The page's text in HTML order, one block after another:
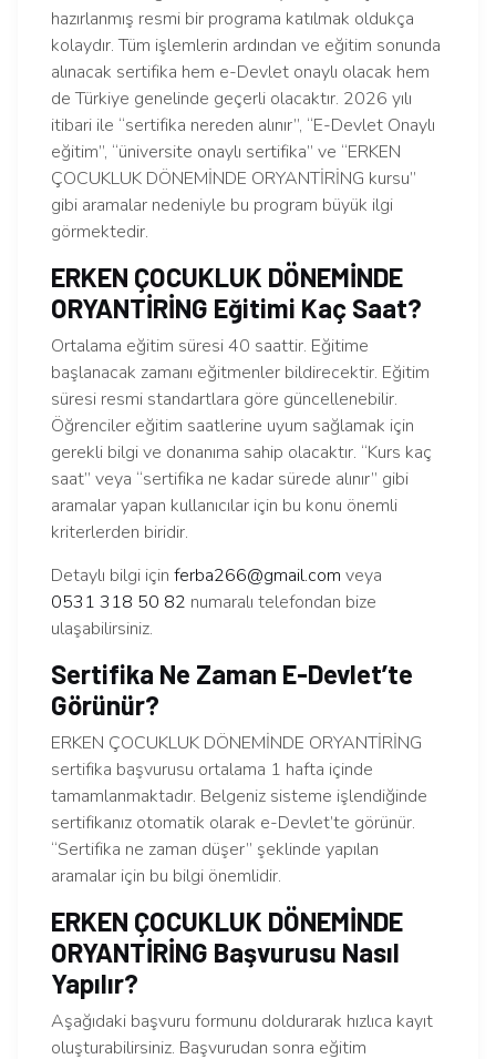
hazırlanmış resmi bir programa katılmak oldukça
kolaydır. Tüm işlemlerin ardından ve eğitim sonunda
alınacak sertifika hem e-Devlet onaylı olacak hem
de Türkiye genelinde geçerli olacaktır. 2026 yılı
itibari ile “sertifika nereden alınır”, “E-Devlet Onaylı
eğitim”, “üniversite onaylı sertifika” ve “ERKEN
ÇOCUKLUK DÖNEMİNDE ORYANTİRİNG kursu”
gibi aramalar nedeniyle bu program büyük ilgi
görmektedir.
ERKEN ÇOCUKLUK DÖNEMİNDE
ORYANTİRİNG Eğitimi Kaç Saat?
Ortalama eğitim süresi 40 saattir. Eğitime
başlanacak zamanı eğitmenler bildirecektir. Eğitim
süresi resmi standartlara göre güncellenebilir.
Öğrenciler eğitim saatlerine uyum sağlamak için
gerekli bilgi ve donanıma sahip olacaktır. “Kurs kaç
saat” veya “sertifika ne kadar sürede alınır” gibi
aramalar yapan kullanıcılar için bu konu önemli
kriterlerden biridir.
Detaylı bilgi için ferba266@gmail.com veya
0531 318 50 82 numaralı telefondan bize
ulaşabilirsiniz.
Sertifika Ne Zaman E-Devlet’te
Görünür?
ERKEN ÇOCUKLUK DÖNEMİNDE ORYANTİRİNG
sertifika başvurusu ortalama 1 hafta içinde
tamamlanmaktadır. Belgeniz sisteme işlendiğinde
sertifikanız otomatik olarak e-Devlet’te görünür.
“Sertifika ne zaman düşer” şeklinde yapılan
aramalar için bu bilgi önemlidir.
ERKEN ÇOCUKLUK DÖNEMİNDE
ORYANTİRİNG Başvurusu Nasıl
Yapılır?
Aşağıdaki başvuru formunu doldurarak hızlıca kayıt
oluşturabilirsiniz. Başvurudan sonra eğitim